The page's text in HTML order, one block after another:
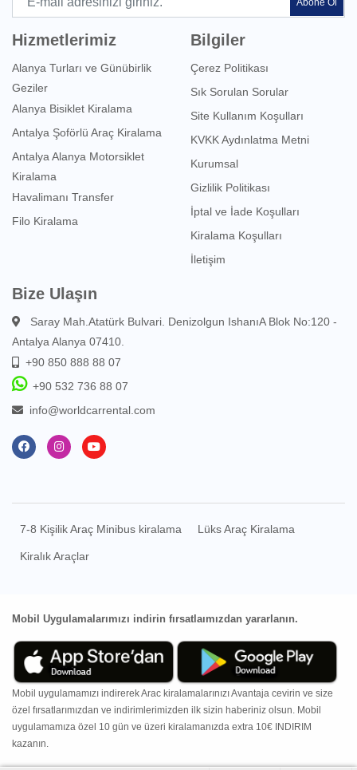
Hizmetlerimiz
Alanya Turları ve Günübirlik
Geziler
Alanya Bisiklet Kiralama
Antalya Şoförlü Araç Kiralama
Antalya Alanya Motorsiklet
Kiralama
Havalimanı Transfer
Filo Kiralama
Bilgiler
Çerez Politikası
Sık Sorulan Sorular
Site Kullanım Koşulları
KVKK Aydınlatma Metni
Kurumsal
Gizlilik Politikası
İptal ve İade Koşulları
Kiralama Koşulları
İletişim
Bize Ulaşın
Saray Mah.Atatürk Bulvari. Denizolgun IshanıA Blok No:120 -
Antalya Alanya 07410.
+90 850 888 88 07
+90 532 736 88 07
info@worldcarrental.com
7-8 Kişilik Araç Minibus kiralama Lüks Araç Kiralama
Kiralık Araçlar
Mobil Uygulamalarımızı indirin fırsatlaımızdan yararlanın.
Mobil uygulamamızı indirerek Arac kiralamalarınızı Avantaja cevirin ve size
özel fırsatlarımızdan ve indirimlerimizden ilk sizin haberiniz olsun. Mobil
uygulamamıza özel 10 gün ve üzeri kiralamanızda extra 10€ INDIRIM
kazanın.